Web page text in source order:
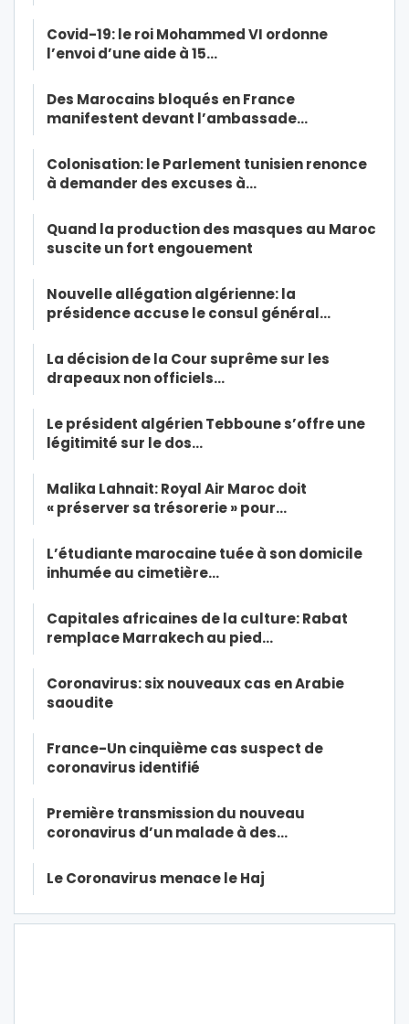
Covid-19: le roi Mohammed VI ordonne
l’envoi d’une aide à 15…
Des Marocains bloqués en France
manifestent devant l’ambassade…
Colonisation: le Parlement tunisien renonce
à demander des excuses à…
Quand la production des masques au Maroc
suscite un fort engouement
Nouvelle allégation algérienne: la
présidence accuse le consul général…
La décision de la Cour suprême sur les
drapeaux non officiels…
Le président algérien Tebboune s’offre une
légitimité sur le dos…
Malika Lahnait: Royal Air Maroc doit
« préserver sa trésorerie » pour…
L’étudiante marocaine tuée à son domicile
inhumée au cimetière…
Capitales africaines de la culture: Rabat
remplace Marrakech au pied…
Coronavirus: six nouveaux cas en Arabie
saoudite
France-Un cinquième cas suspect de
coronavirus identifié
Première transmission du nouveau
coronavirus d’un malade à des…
Le Coronavirus menace le Haj